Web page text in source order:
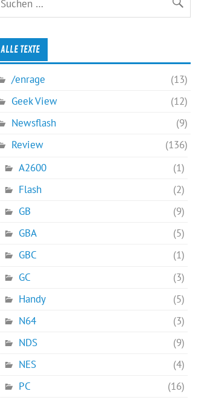
ALLE TEXTE
/enrage
(13)
Geek View
(12)
Newsflash
(9)
Review
(136)
A2600
(1)
Flash
(2)
GB
(9)
GBA
(5)
GBC
(1)
GC
(3)
Handy
(5)
N64
(3)
NDS
(9)
NES
(4)
PC
(16)